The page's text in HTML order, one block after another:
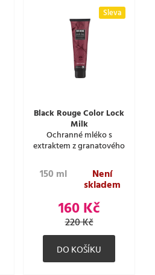
Sleva
Black Rouge Color Lock
Milk
Ochranné mléko s
extraktem z granatového
150 ml Není
skladem
160 Kč
220 Kč